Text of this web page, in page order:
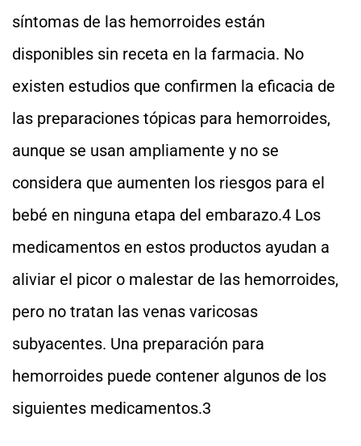
síntomas de las hemorroides están
disponibles sin receta en la farmacia. No
existen estudios que confirmen la eficacia de
las preparaciones tópicas para hemorroides,
aunque se usan ampliamente y no se
considera que aumenten los riesgos para el
bebé en ninguna etapa del embarazo.4 Los
medicamentos en estos productos ayudan a
aliviar el picor o malestar de las hemorroides,
pero no tratan las venas varicosas
subyacentes. Una preparación para
hemorroides puede contener algunos de los
siguientes medicamentos.3